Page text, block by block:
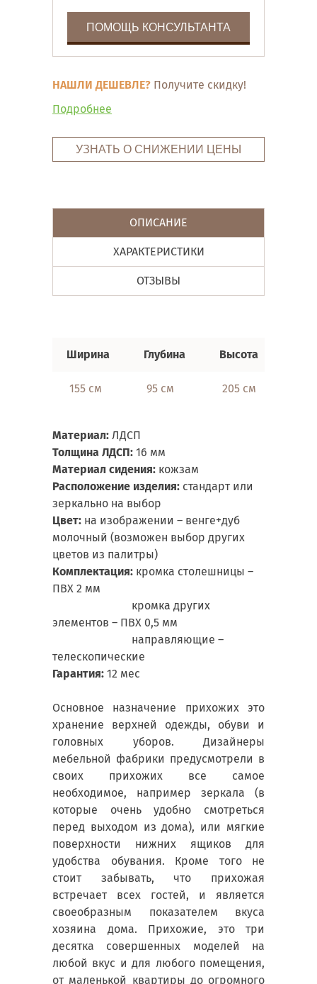
ПОМОЩЬ КОНСУЛЬТАНТА
НАШЛИ ДЕШЕВЛЕ? Получите скидку!
Подробнее
УЗНАТЬ О СНИЖЕНИИ ЦЕНЫ
ОПИСАНИЕ
ХАРАКТЕРИСТИКИ
ОТЗЫВЫ
Ширина Глубина Высота
155 см 95 см 205 см
Материал: ЛДСП
Толщина ЛДСП: 16 мм
Материал сидения: кожзам
Расположение изделия: стандарт или
зеркально на выбор
Цвет: на изображении – венге+дуб
молочный (возможен выбор других
цветов из палитры)
Комплектация: кромка столешницы –
ПВХ 2 мм
кромка других
элементов – ПВХ 0,5 мм
направляющие –
телескопические
Гарантия: 12 мес
Основное назначение прихожих это
хранение верхней одежды, обуви и
головных уборов. Дизайнеры
мебельной фабрики предусмотрели в
своих прихожих все самое
необходимое, например зеркала (в
которые очень удобно смотреться
перед выходом из дома), или мягкие
поверхности нижних ящиков для
удобства обувания. Кроме того не
стоит забывать, что прихожая
встречает всех гостей, и является
своеобразным показателем вкуса
хозяина дома. Прихожие, это три
десятка совершенных моделей на
любой вкус и для любого помещения,
от маленькой квартиры до огромного